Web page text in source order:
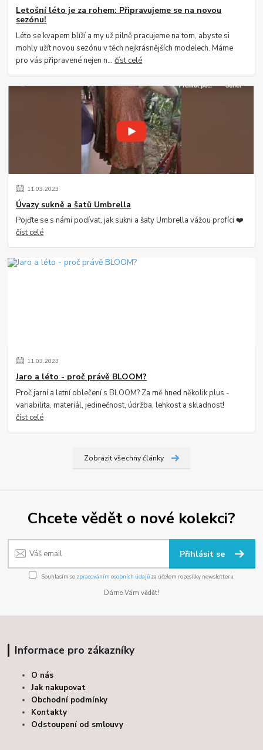
Letošní léto je za rohem: Připravujeme se na novou
sezónu!
Léto se kvapem blíží a my už pilně pracujeme na tom, abyste si
mohly užít novou sezónu v těch nejkrásnějších modelech. Máme
pro vás připravené nejen n...číst celé
11.03.2023
Úvazy sukně a šatů Umbrella
Pojďte se s námi podívat, jak sukni a šaty Umbrella vážou profíci ❤️
číst celé
11.03.2023
Jaro a léto - proč právě BLOOM?
Proč jarní a letní oblečení s BLOOM? Za mě hned několik plus -
variabilita, materiál, jedinečnost, údržba, lehkost a skladnost!
číst celé
Zobrazit všechny články
Chcete vědět o nové kolekci?
Přihlásit se
Souhlasím se zpracováním osobních údajůza účelem rozesílky newsletteru.
Dáme Vám vědět!
Informace pro zákazníky
O nás
Jak nakupovat
Obchodní podmínky
Kontakty
Odstoupení od smlouvy